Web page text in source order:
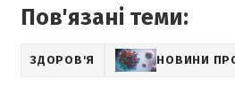
Пов'язані теми:
ЗДОРОВ'Я НОВИНИ